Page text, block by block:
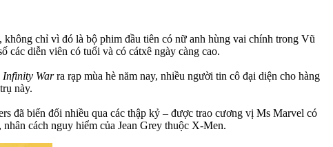
chỉ vì đó là bộ phim đầu tiên có nữ anh hùng vai chính trong Vũ
các diễn viên có tuổi và có cátxê ngày càng cao.
Infinity Warra rạp mùa hè năm nay, nhiều người tin cô đại diện cho hàng
này.
đã biến đổi nhiều qua các thập kỷ – được trao cương vị Ms Marvel có
cách nguy hiểm của Jean Grey thuộc X-Men.